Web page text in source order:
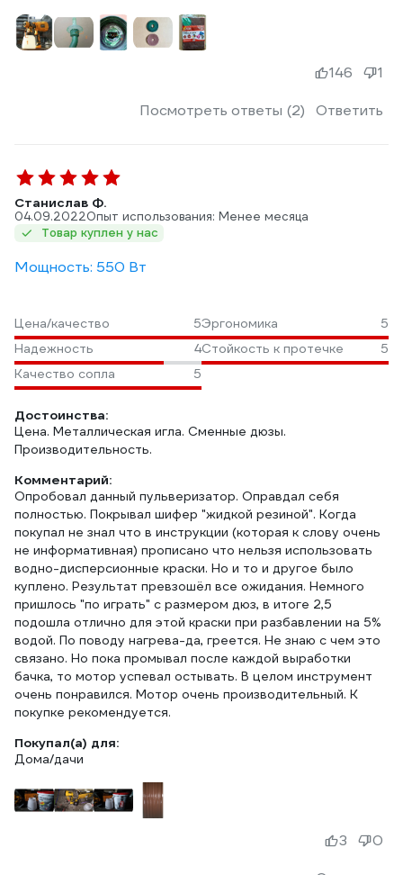
Посмотреть ответы (2) Ответить
146 1
Станислав Ф.
04.09.2022Опыт использования: Менее месяца
Товар куплен у нас
Мощность: 550 Вт
Цена/качество 5Эргономика
5
Надежность
4Стойкость к протечке
5
Качество сопла
5
Достоинства:
Цена. Металлическая игла. Сменные дюзы.
Производительность.
Комментарий:
Опробовал данный пульверизатор. Оправдал себя
полностью. Покрывал шифер "жидкой резиной". Когда
покупал не знал что в инструкции (которая к слову очень
не информативная) прописано что нельзя использовать
водно-дисперсионные краски. Но и то и другое было
куплено. Результат превзошёл все ожидания. Немного
пришлось "по играть" с размером дюз, в итоге 2,5
подошла отлично для этой краски при разбавлении на 5%
водой. По поводу нагрева-да, греется. Не знаю с чем это
связано. Но пока промывал после каждой выработки
бачка, то мотор успевал остывать. В целом инструмент
очень понравился. Мотор очень производительный. К
покупке рекомендуется.
Покупал(а) для:
Дома/дачи
3 0